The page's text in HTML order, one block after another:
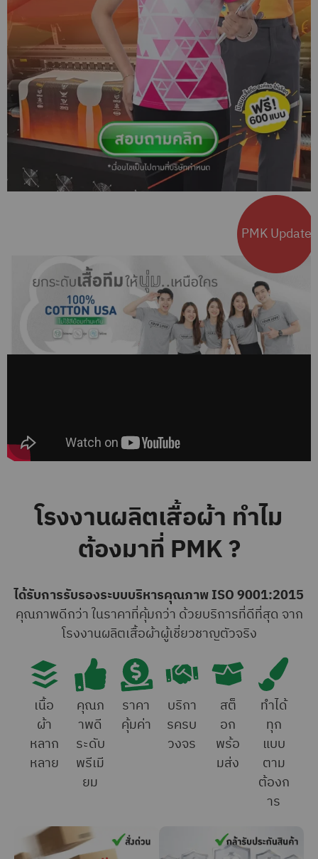
โรงงานผลิตเสื้อผ้า ทำไม
ต้องมาที่ PMK ?
ได้รับการรับรองระบบบริหารคุณภาพ ISO 9001:2015
คุณภาพดีกว่า ในราคาที่คุ้มกว่า ด้วยบริการที่ดีที่สุด จาก
โรงงานผลิตเสื้อผ้าผู้เชี่ยวชาญตัวจริง
เนื้อ
ผ้า
หลาก
หลาย
คุณภ
าพดี
ระดับ
พรีเมี
ยม
ราคา
คุ้มค่า
บริกา
รครบ
วงจร
สต็
อก
พร้อ
มส่ง
ทำได้
ทุก
แบบ
ตาม
ต้องก
าร